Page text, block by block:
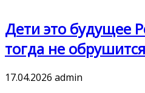
Дети это будущее
тогда не
17.04.2026 admin